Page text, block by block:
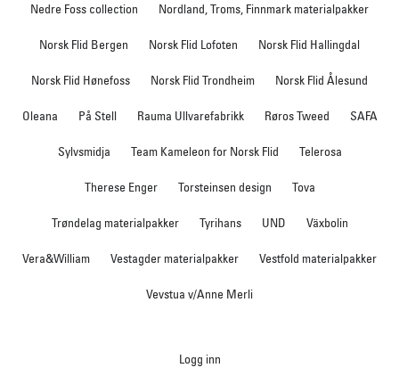
Nedre Foss collection Nordland, Troms, Finnmark materialpakker
Norsk Flid Bergen Norsk Flid Lofoten Norsk Flid Hallingdal
Norsk Flid Hønefoss Norsk Flid Trondheim Norsk Flid Ålesund
Oleana På Stell Rauma Ullvarefabrikk Røros Tweed SAFA
Sylvsmidja Team Kameleon for Norsk Flid Telerosa
Therese Enger Torsteinsen design Tova
Trøndelag materialpakker Tyrihans UND Växbolin
Vera&William Vestagder materialpakker Vestfold materialpakker
Vevstua v/Anne Merli
Logg inn